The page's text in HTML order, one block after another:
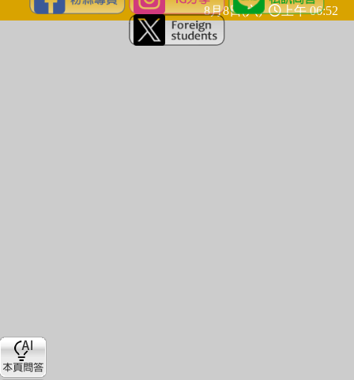
8月8日(六)
上午 06:52